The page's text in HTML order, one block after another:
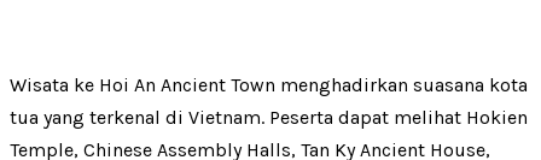
Wisata ke Hoi An Ancient Town menghadirkan suasana kota
tua yang terkenal di Vietnam. Peserta dapat melihat Hokien
Temple, Chinese Assembly Halls, Tan Ky Ancient House,